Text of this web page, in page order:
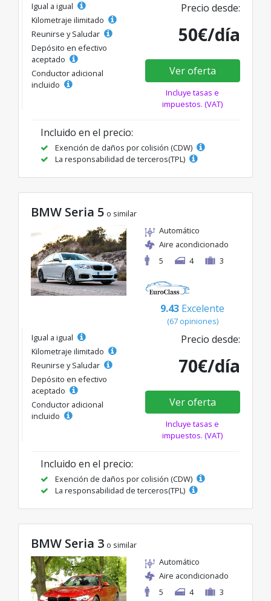
Igual a igual
Kilometraje ilimitado
Reunirse y Saludar
Depósito en efectivo
aceptado
Conductor adicional
incluido
Precio desde:
50€/día
Ver oferta
Incluye tasas e
impuestos. (VAT)
Incluido en el precio:
Exención de daños por colisión (CDW)
La responsabilidad de terceros(TPL)
BMW Seria 5 o similar
Automático
Aire acondicionado
5
4 3
9.43 Excelente
(67 opiniones)
Igual a igual
Kilometraje ilimitado
Reunirse y Saludar
Depósito en efectivo
aceptado
Conductor adicional
incluido
Precio desde:
70€/día
Ver oferta
Incluye tasas e
impuestos. (VAT)
Incluido en el precio:
Exención de daños por colisión (CDW)
La responsabilidad de terceros(TPL)
BMW Seria 3 o similar
Automático
Aire acondicionado
5
4 3